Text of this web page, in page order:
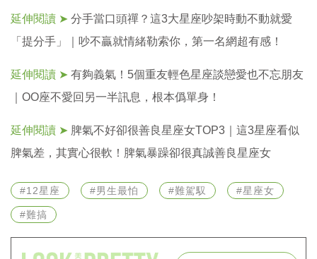
延伸閱讀 ➤ 分手當口頭禪？這3大星座吵架時動不動就愛
「提分手」｜吵不贏就情緒勒索你，第一名網超有感！
延伸閱讀 ➤ 有夠義氣！5個重友輕色星座談戀愛也不忘朋友
｜OO座不愛回另一半訊息，根本僞單身！
延伸閱讀 ➤ 脾氣不好卻很善良星座女TOP3｜這3星座看似
脾氣差，其實心很軟！脾氣暴躁卻很真誠善良星座女
#12星座 #男生最怕 #難駕馭 #星座女
#難搞